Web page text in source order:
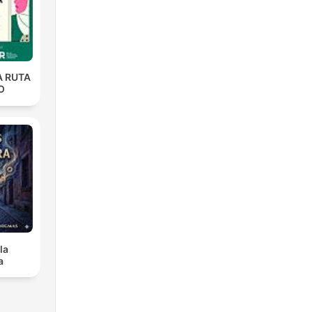
RUTA